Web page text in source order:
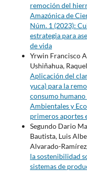
remoción del
Amazónica de
Núm. 1 (2023):
estrategia para
de vida
Yrwin Francisco
Ushiñahua,
Aplicación del
yuca) para la
consumo humano
Ambientales y
primeros aportes
Segundo Dario
Bautista, Luis
Alvarado-
la sostenibilidad
sistemas de